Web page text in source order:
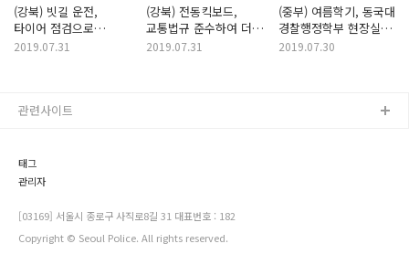
(강북) 빗길 운전,
타이어 점검으로
안전하게!
2019.07.31
(강북) 전동킥보드,
교통법규 준수하여 더욱
안전하게 이용!
2019.07.31
(중부) 여름학기, 동국대
경찰행정학부 현장실습
(인턴십) 실시!!
2019.07.30
태그
관리자
[03169] 서울시 종로구 사직로8길 31 대표번호 : 182
Copyright © Seoul Police. All rights reserved.
관련사이트